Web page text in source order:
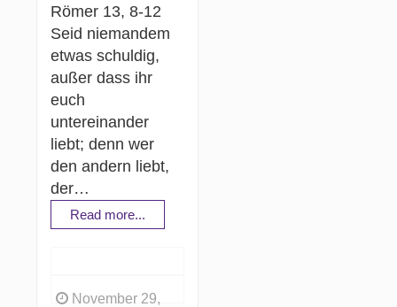
Römer 13, 8-12
Seid niemandem
etwas schuldig,
außer dass ihr
euch
untereinander
liebt; denn wer
den andern liebt,
der…
Read more...
November 29,